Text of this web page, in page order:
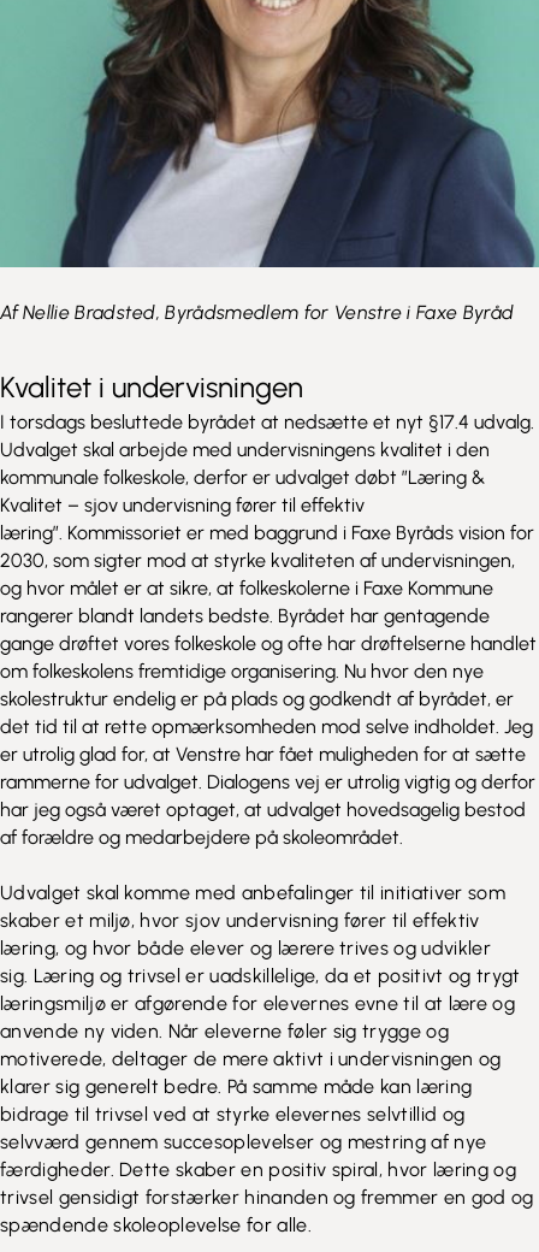
AfNellie Bradsted, Byrådsmedlem for Venstre i Faxe Byråd
Kvalitet i undervisningen
I torsdags besluttede byrådet at nedsætte et nyt §17.4 udvalg.
Udvalget skal arbejde med undervisningens kvalitet i den
kommunale folkeskole, derfor er udvalget døbt ”Læring &
Kvalitet – sjov undervisning fører til effektiv
læring”. Kommissoriet er med baggrund i Faxe Byråds vision for
2030, som sigter mod at styrke kvaliteten af undervisningen,
og hvor målet er at sikre, at folkeskolerne i Faxe Kommune
rangerer blandt landets bedste. Byrådet har gentagende
gange drøftet vores folkeskole og ofte har drøftelserne handlet
om folkeskolens fremtidige organisering. Nu hvor den nye
skolestruktur endelig er på plads og godkendt af byrådet, er
det tid til at rette opmærksomheden mod selve indholdet. Jeg
er utrolig glad for, at Venstre har fået muligheden for at sætte
rammerne for udvalget. Dialogens vej er utrolig vigtig og derfor
har jeg også været optaget, at udvalget hovedsagelig bestod
af forældre og medarbejdere på skoleområdet.
Udvalget skal komme med anbefalinger til initiativer som
skaber et miljø, hvor sjov undervisning fører til effektiv
læring, og hvor både elever og lærere trives og udvikler
sig. Læring og trivsel er uadskillelige, da et positivt og trygt
læringsmiljø er afgørende for elevernes evne til at lære og
anvende ny viden. Når eleverne føler sig trygge og
motiverede, deltager de mere aktivt i undervisningen og
klarer sig generelt bedre. På samme måde kan læring
bidrage til trivsel ved at styrke elevernes selvtillid og
selvværd gennem succesoplevelser og mestring af nye
færdigheder. Dette skaber en positiv spiral, hvor læring og
trivsel gensidigt forstærker hinanden og fremmer en god og
spændende skoleoplevelse for alle.